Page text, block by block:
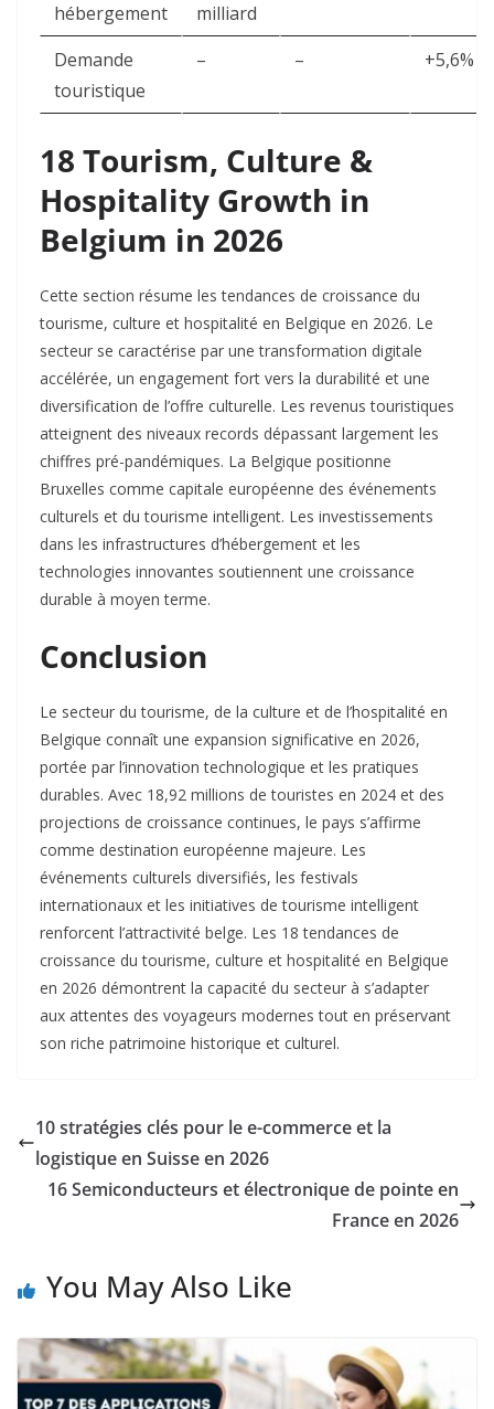
hébergement
milliard
Demande
touristique
– – +5,6%
18 Tourism, Culture &
Hospitality Growth in
Belgium in 2026
Cette section résume les tendances de croissance du
tourisme, culture et hospitalité en Belgique en 2026. Le
secteur se caractérise par une transformation digitale
accélérée, un engagement fort vers la durabilité et une
diversification de l’offre culturelle. Les revenus touristiques
atteignent des niveaux records dépassant largement les
chiffres pré-pandémiques. La Belgique positionne
Bruxelles comme capitale européenne des événements
culturels et du tourisme intelligent. Les investissements
dans les infrastructures d’hébergement et les
technologies innovantes soutiennent une croissance
durable à moyen terme.​
Conclusion
Le secteur du tourisme, de la culture et de l’hospitalité en
Belgique connaît une expansion significative en 2026,
portée par l’innovation technologique et les pratiques
durables. Avec 18,92 millions de touristes en 2024 et des
projections de croissance continues, le pays s’affirme
comme destination européenne majeure. Les
événements culturels diversifiés, les festivals
internationaux et les initiatives de tourisme intelligent
renforcent l’attractivité belge. Les 18 tendances de
croissance du tourisme, culture et hospitalité en Belgique
en 2026 démontrent la capacité du secteur à s’adapter
aux attentes des voyageurs modernes tout en préservant
son riche patrimoine historique et culturel.​
10 stratégies clés pour le e-commerce et la
logistique en Suisse en 2026
16 Semiconducteurs et électronique de pointe en
France en 2026
You May Also Like